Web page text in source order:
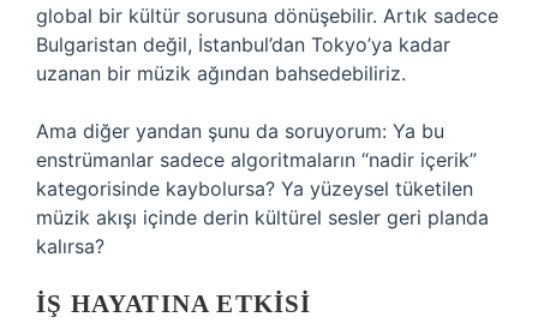
global bir kültür sorusuna dönüşebilir. Artık sadece
Bulgaristan değil, İstanbul’dan Tokyo’ya kadar
uzanan bir müzik ağından bahsedebiliriz.
Ama diğer yandan şunu da soruyorum: Ya bu
enstrümanlar sadece algoritmaların “nadir içerik”
kategorisinde kaybolursa? Ya yüzeysel tüketilen
müzik akışı içinde derin kültürel sesler geri planda
kalırsa?
İŞ HAYATINA ETKISI